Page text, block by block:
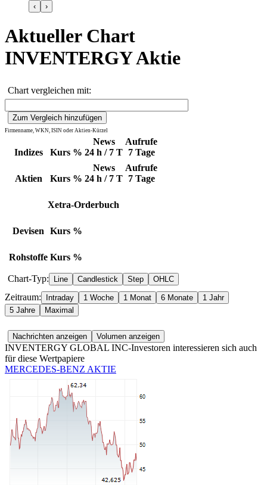
‹ ›
Aktueller Chart
INVENTERGY Aktie
Chart vergleichen mit:
Firmenname, WKN, ISIN oder Aktien-Kürzel
Indizes Kurs %
News
24 h / 7 T
Aufrufe
7 Tage
Aktien Kurs %
News
24 h / 7 T
Aufrufe
7 Tage
Xetra-Orderbuch
Devisen Kurs %
Rohstoffe Kurs %
Chart-Typ:
Zeitraum:
INVENTERGY GLOBAL INC-Investoren interessieren sich auch
für diese Wertpapiere
MERCEDES-BENZ AKTIE